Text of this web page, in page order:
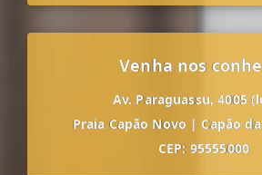
Venha nos
Av. Paraguassu, 4005
Praia Capão Novo | Capão
CEP: 95555000